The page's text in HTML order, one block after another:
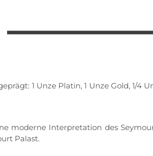
1 Unze Platin, 1 Unze Gold, 1/4
moderne Interpretation des
Palast.